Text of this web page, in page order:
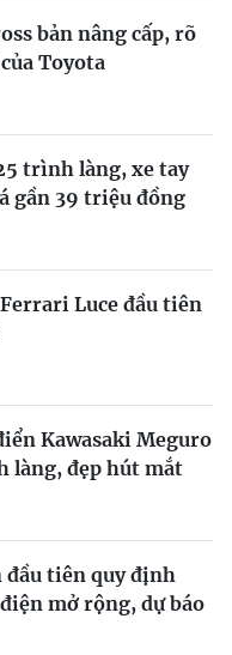
bản nâng cấp, rõ
Toyota
trình làng, xe tay
gần 39 triệu đồng
Luce đầu tiên
Kawasaki Meguro
làng, đẹp hút mắt
đầu tiên quy định
mở rộng, dự báo